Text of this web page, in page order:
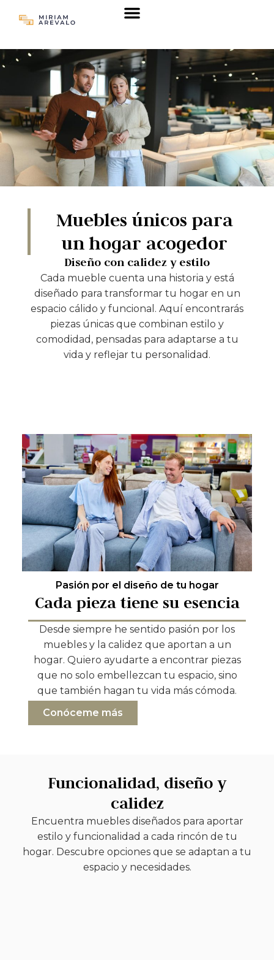
Muebles únicos para
un hogar acogedor
Diseño con calidez y estilo
Cada mueble cuenta una historia y está
diseñado para transformar tu hogar en un
espacio cálido y funcional. Aquí encontrarás
piezas únicas que combinan estilo y
comodidad, pensadas para adaptarse a tu
vida y reflejar tu personalidad.
Pasión por el diseño de tu hogar
Cada pieza tiene su esencia
Desde siempre he sentido pasión por los
muebles y la calidez que aportan a un
hogar. Quiero ayudarte a encontrar piezas
que no solo embellezcan tu espacio, sino
que también hagan tu vida más cómoda.
Conóceme más
Funcionalidad, diseño y
calidez
Encuentra muebles diseñados para aportar
estilo y funcionalidad a cada rincón de tu
hogar. Descubre opciones que se adaptan a tu
espacio y necesidades.